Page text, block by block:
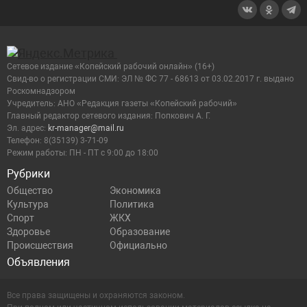
Рубрики
Общество
Экономика
Культура
Политика
Спорт
ЖКХ
Здоровье
Образование
Происшествия
Официально
Объявления
Сетевое издание «Копейский рабочий онлайн» (16+)
Cвид-во о регистрации СМИ: ЭЛ № ФС 77 - 68613 от 03.02.2017 г. выдано
Роскомнадзором
Учредитель: АНО «Редакция газеты «Копейский рабочий»
Главный редактор сетевого издания: Попкович А. Г.
Эл. адрес: kr-manager@mail.ru
Телефон: 8(35139) 3-71-09
Режим работы: ПН - ПТ с 9:00 до 18:00
Все права защищены и охраняются законом.